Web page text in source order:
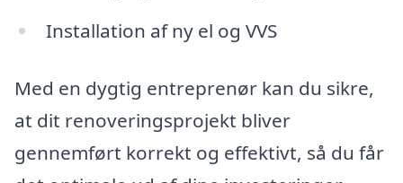
Installation af ny el og VVS
Med en dygtig entreprenør kan du sikre,
at dit renoveringsprojekt bliver
gennemført korrekt og effektivt, så du får